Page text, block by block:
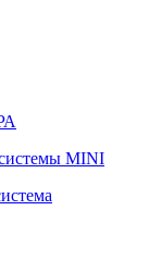
MINI